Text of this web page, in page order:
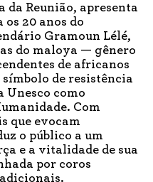
da Reunião, apresenta
os 20 anos do
Gramoun Lélé,
do maloya — gênero
de africanos
de resistência
Unesco como
Com
que evocam
o público a um
e a vitalidade de sua
por coros